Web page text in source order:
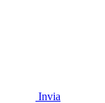
Invia